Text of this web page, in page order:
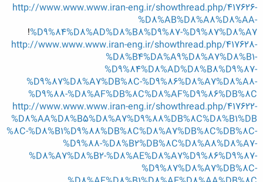
http://www.www.www.iran-eng.ir/showthread.php/417626-
%D8%AB%D8%A8%D8%AA-
%D9%84%D8%AD%D8%B8%D9%87-%D9%87%D8%A7
!
http://www.www.www.iran-eng.ir/showthread.php/417628-
%D8%B4%DA%A9%D8%A7%D8%B1-
%D9%84%D8%AD%D8%B8%D9%87-
%D9%87%D8%A7%DB%8C-%D9%86%D8%A7%D8%A8-
%D9%88-%D8%AF%DB%8C%D8%AF%D9%86%DB%8C
http://www.www.www.iran-eng.ir/showthread.php/417622-
%D8%AA%D8%B5%D8%A7%D9%88%DB%8C%D8%B1%DB
%8C-%D8%B1%D9%88%DB%8C%D8%A7%DB%8C%DB%8C-
%D9%88-%D8%B2%DB%8C%D8%A8%D8%A7-
%D8%A7%D8%B2-%D8%AE%D8%A7%D9%86%D9%87-
%D9%87%D8%A7%DB%8C-